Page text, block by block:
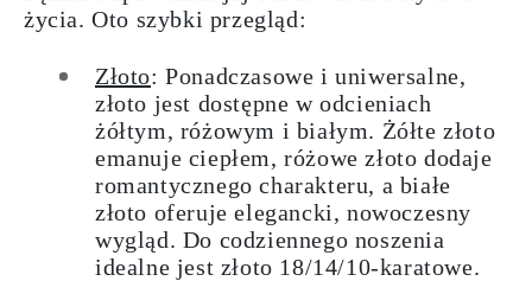
życia. Oto szybki przegląd:
Złoto: Ponadczasowe i uniwersalne,
złoto jest dostępne w odcieniach
żółtym, różowym i białym. Żółte złoto
emanuje ciepłem, różowe złoto dodaje
romantycznego charakteru, a białe
złoto oferuje elegancki, nowoczesny
wygląd. Do codziennego noszenia
idealne jest złoto 18/14/10-karatowe.